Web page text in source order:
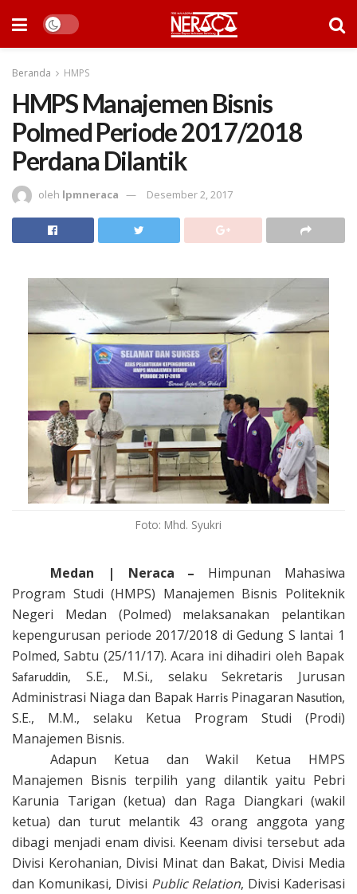
Beranda HMPS
HMPS Manajemen Bisnis
Polmed Periode 2017/2018
Perdana Dilantik
oleh lpmneraca Desember 2, 2017
Foto: Mhd. Syukri
Medan | Neraca – Himpunan Mahasiwa
Program Studi (HMPS) Manajemen Bisnis Politeknik
Negeri Medan (Polmed) melaksanakan pelantikan
kepengurusan periode 2017/2018 di Gedung S lantai 1
Polmed, Sabtu (25/11/17). Acara ini dihadiri oleh Bapak
Safaruddin, S.E., M.Si., selaku Sekretaris Jurusan
Administrasi Niaga dan Bapak HarrisPinagaran Nasution,
S.E., M.M., selaku Ketua Program Studi (Prodi)
Manajemen Bisnis.
Adapun Ketua danWakil Ketua HMPS
Manajemen Bisnisterpilih yang dilantik yaitu Pebri
Karunia Tarigan (ketua) dan Raga Diangkari (wakil
ketua) dan turut melantik 43 orang anggotayang
dibagi menjadi enam divisi. Keenam divisi tersebut ada
Divisi Kerohanian, Divisi Minat dan Bakat, Divisi Media
dan Komunikasi, Divisi Public Relation, Divisi Kaderisasi